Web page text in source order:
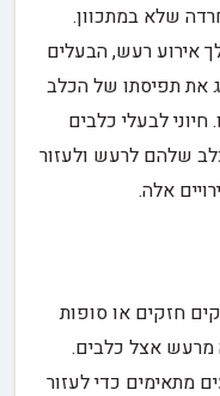
שלא במתכוון.
אירוע רעש, הבעלים
את תפיסתו של הכלב
לבעלי כלבים
שלהם לרעש ולעזור
אלה.
חזקים או סופות
מרעש אצל כלבים.
מתאימים כדי לעזור